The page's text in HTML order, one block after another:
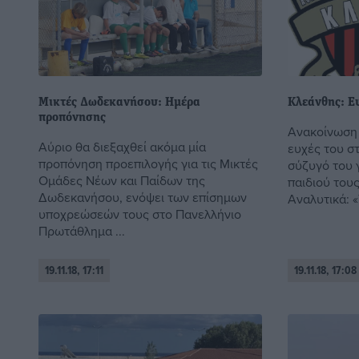
Μικτές Δωδεκανήσου: Ημέρα
προπόνησης
Αύριο θα διεξαχθεί ακόμα μία
προπόνηση προεπιλογής για τις Μικτές
Ομάδες Νέων και Παίδων της
Δωδεκανήσου, ενόψει των επίσημων
υποχρεώσεών τους στο Πανελλήνιο
Πρωτάθλημα ...
19.11.18, 17:11
Κλεάνθης:
Ανακοίνωση
ευχές του
σύζυγό του
παιδιού
Αναλυτικά:
19.11.18, 17:08